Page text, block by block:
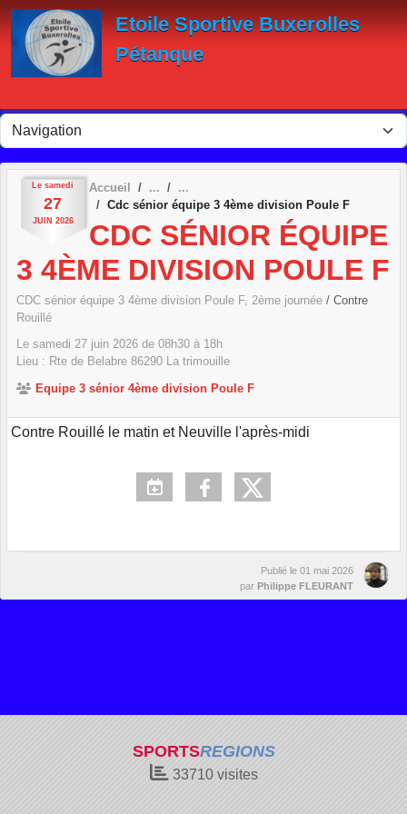
Etoile Sportive Buxerolles
Pétanque
Le samedi
27
JUIN 2026
Accueil
Cdc sénior équipe 3 4ème division Poule F
CDC SÉNIOR ÉQUIPE
3 4ÈME DIVISION POULE F
CDC sénior équipe 3 4ème division Poule F, 2ème journée / Contre
Rouillé
Le samedi 27 juin 2026 de 08h30 à 18h
Lieu : Rte de Belabre 86290 La trimouille
Equipe 3 sénior 4ème division Poule F
Contre Rouillé le matin et Neuville l'après-midi
Publié le 01 mai 2026
par Philippe FLEURANT
SPORTSREGIONS
33710visites
Panneau de gestion des cookies